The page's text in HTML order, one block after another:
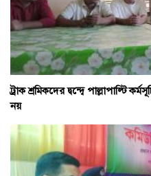
ট্রাক শ্রমিকদের দ্বন্দ্বে পাল্লাপাল্টি
নয়